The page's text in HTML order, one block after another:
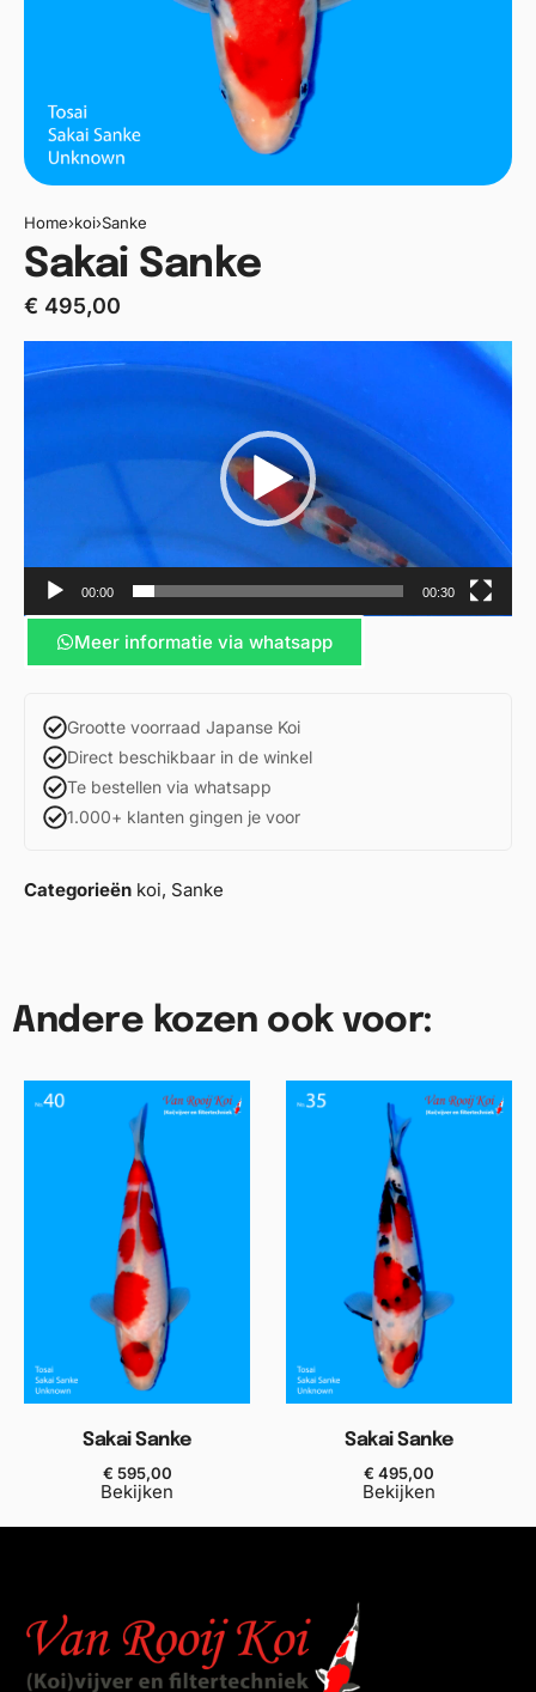
Home›koi›Sanke
Sakai Sanke
€ 495,00
00:00 00:30
Meer informatie via whatsapp
Grootte voorraad Japanse Koi
Direct beschikbaar in de winkel
Te bestellen via whatsapp
1.000+ klanten gingen je voor
Categorieën koi, Sanke
Andere kozen ook voor:
Sakai Sanke
€ 595,00
Bekijken
Sakai Sanke
€ 495,00
Bekijken